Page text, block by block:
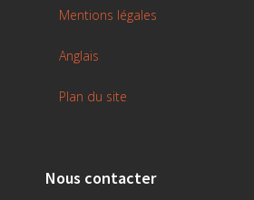
Mentions légales
Anglais
Plan du site
Nous contacter